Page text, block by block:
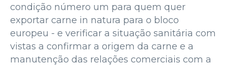
condição número um para quem quer
exportar carne in natura para o bloco
europeu - e verificar a situação sanitária com
vistas a confirmar a origem da carne e a
manutenção das relações comerciais com a